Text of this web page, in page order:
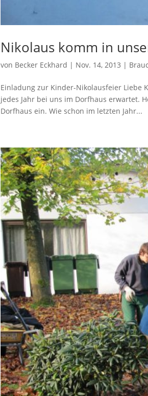
Nikolaus komm in
von Becker Eckhard | Nov. 14, 2013 |
Einladung zur Kinder-Nikolausfeier Liebe
jedes Jahr bei uns im Dorfhaus erwartet.
Dorfhaus ein. Wie schon im letzten Jahr...